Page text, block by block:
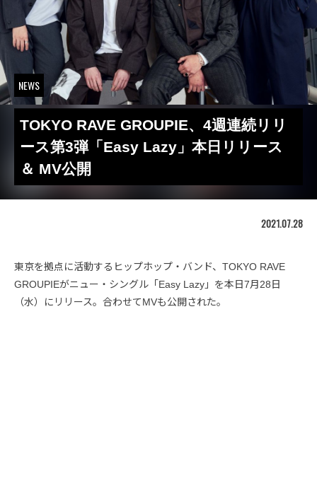
NEWS
TOKYO RAVE GROUPIE、4週連続リリ
ース第3弾「Easy Lazy」本日リリース
＆ MV公開
2021.07.28
東京を拠点に活動するヒップホップ・バンド、TOKYO RAVE
GROUPIEがニュー・シングル「Easy Lazy」を本日7月28日
（水）にリリース。合わせてMVも公開された。